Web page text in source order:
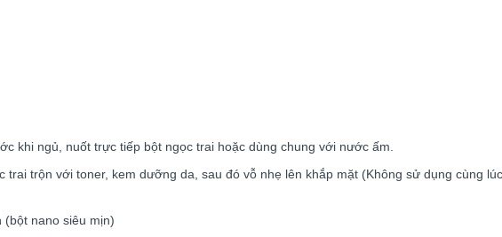
khi ngủ, nuốt trực tiếp bột ngọc trai hoặc dùng chung với nước ấm.
trai trộn với toner, kem dưỡng da, sau đó vỗ nhẹ lên khắp mặt (Không sử dụng cùng
(bột nano siêu mịn)